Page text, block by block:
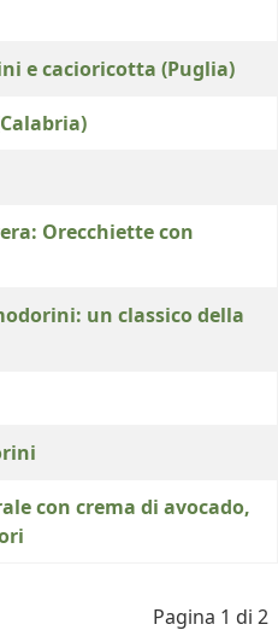
e cacioricotta (Puglia)
Orecchiette con
un classico della
con crema di avocado,
Pagina 1 di 2